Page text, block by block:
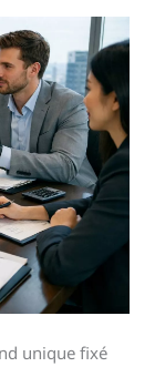
unique fixé